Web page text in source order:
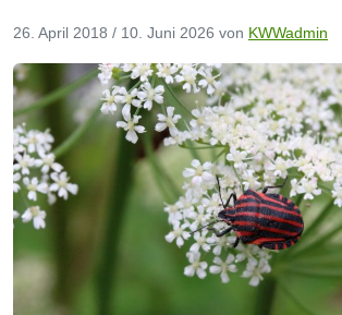
26. April 2018 / 10. Juni 2026 von KWWadmin